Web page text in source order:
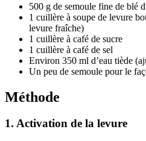
500 g de semoule fine de blé
1 cuillère à soupe de levure
levure fraîche)
1 cuillère à café de sucre
1 cuillère à café de sel
Environ 350 ml d’eau tiède
Un peu de semoule pour le
Méthode
1. Activation de la levure